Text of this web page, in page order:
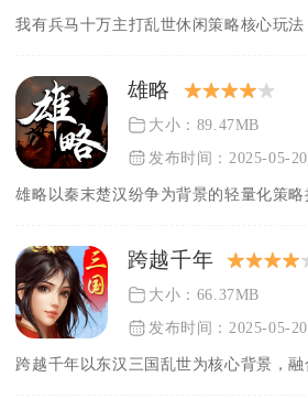
雄略
大小：89.47MB
发布时间：2025-05-20
跨越千年
大小：66.37MB
发布时间：2025-05-20